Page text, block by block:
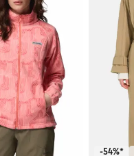
-54%*